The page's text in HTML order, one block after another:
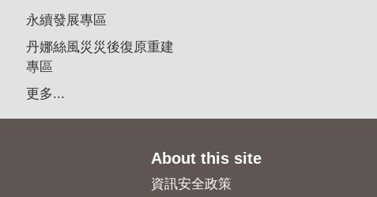
永續發展專區
丹娜絲風災災後復原重建
專區
更多...
About this site
資訊安全政策